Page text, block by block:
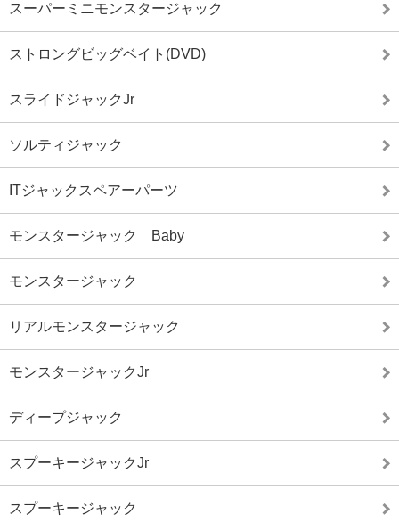
スーパーミニモンスタージャック
ストロングビッグベイト(DVD)
スライドジャックJr
ソルティジャック
ITジャックスペアーパーツ
モンスタージャック Baby
モンスタージャック
リアルモンスタージャック
モンスタージャックJr
ディープジャック
スプーキージャックJr
スプーキージャック